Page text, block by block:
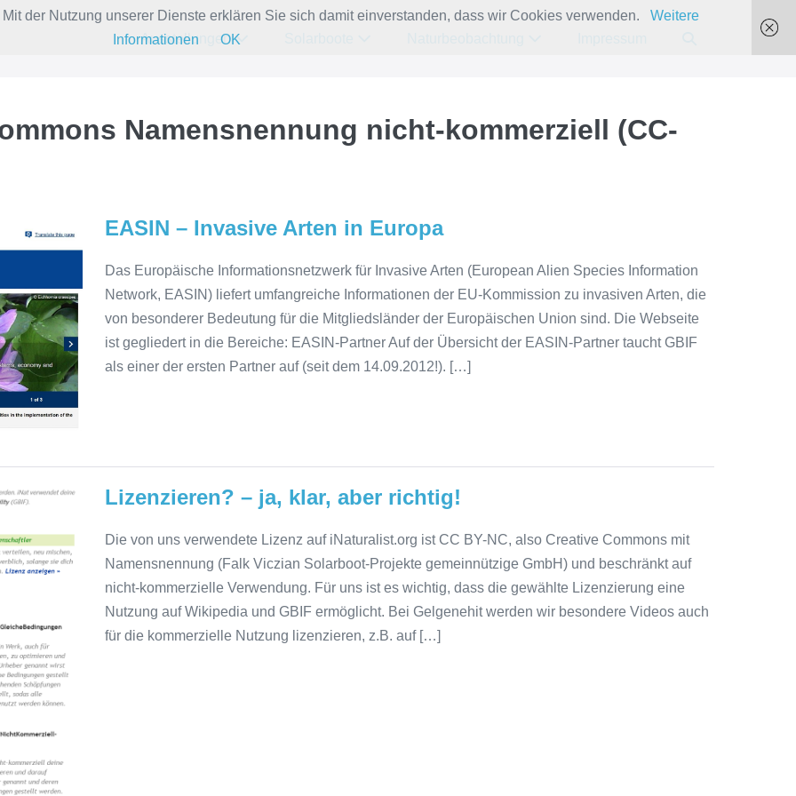
Ausstellungen
Namensnennung nicht-kommerziell (CC-
EASIN – Invasive Arten in Europa
Das Europäische Informationsnetzwerk für Invasive Arten (European Alien Species Information
Network, EASIN) liefert umfangreiche Informationen der EU-Kommission zu invasiven Arten, die
von besonderer Bedeutung für die Mitgliedsländer der Europäischen Union sind. Die Webseite
ist gegliedert in die Bereiche: EASIN-Partner Auf der Übersicht der EASIN-Partner taucht GBIF
als einer der ersten Partner auf (seit dem 14.09.2012!). […]
Lizenzieren? – ja, klar, aber richtig!
Die von uns verwendete Lizenz auf iNaturalist.org ist CC BY-NC, also Creative Commons mit
Namensnennung (Falk Viczian Solarboot-Projekte gemeinnützige GmbH) und beschränkt auf
nicht-kommerzielle Verwendung. Für uns ist es wichtig, dass die gewählte Lizenzierung eine
Nutzung auf Wikipedia und GBIF ermöglicht. Bei Gelgenehit werden wir besondere Videos auch
für die kommerzielle Nutzung lizenzieren, z.B. auf […]
der Nutzung unserer Dienste erklären Sie sich damit einverstanden, dass wir Cookies verwenden.
Weitere
Informationen
OK